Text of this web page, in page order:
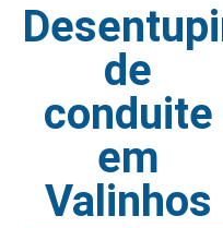
de
conduite
em
Valinhos